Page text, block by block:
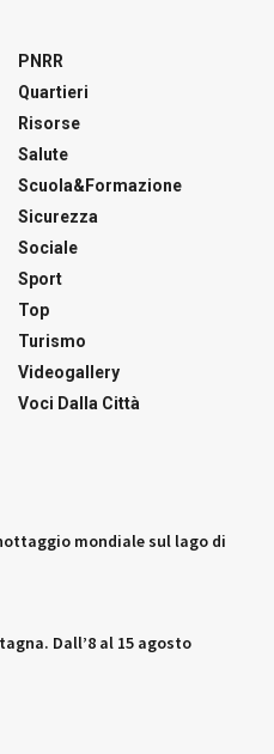
PNRR
Quartieri
Risorse
Salute
Scuola&Formazione
Sicurezza
Sociale
Sport
Top
Turismo
Videogallery
Voci Dalla Città
mondiale sul lago di
Dall’8 al 15 agosto